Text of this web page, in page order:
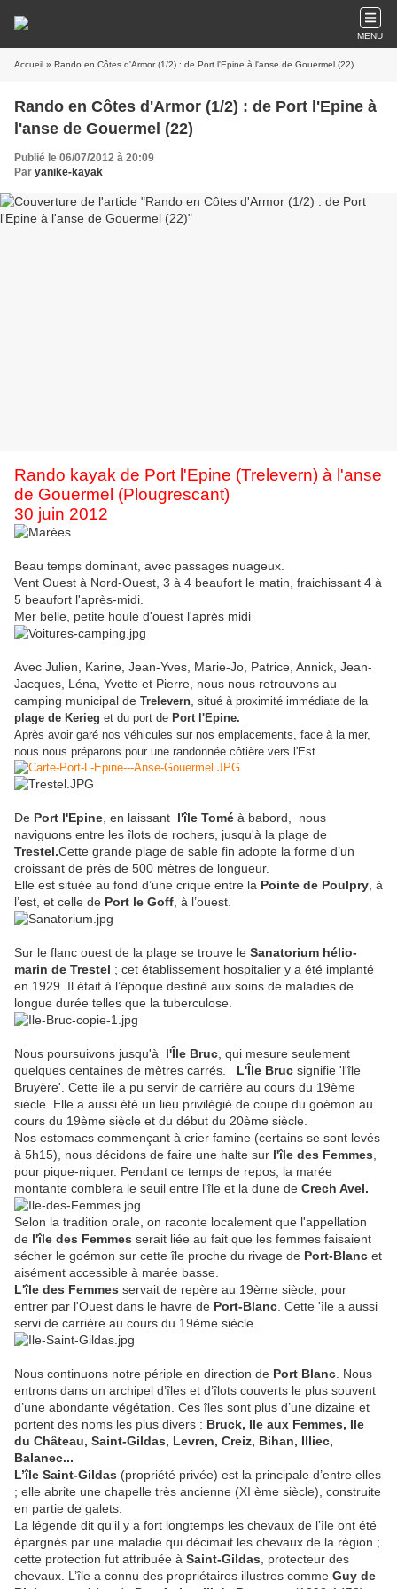
MENU
Accueil » Rando en Côtes d'Armor (1/2) : de Port l'Epine à l'anse de Gouermel (22)
Rando en Côtes d'Armor (1/2) : de Port l'Epine à
l'anse de Gouermel (22)
Publié le 06/07/2012 à 20:09
Par yanike-kayak
Rando kayak de Port l'Epine (Trelevern) à l'anse
de Gouermel (Plougrescant)
30 juin 2012
Beau temps dominant, avec passages nuageux.
Vent Ouest à Nord-Ouest, 3 à 4 beaufort le matin, fraichissant 4 à
5 beaufort l'après-midi.
Mer belle, petite houle d'ouest l'après midi
Avec Julien, Karine, Jean-Yves, Marie-Jo, Patrice, Annick, Jean-
Jacques, Léna, Yvette et Pierre, nous nous retrouvons au
camping municipal de Trelevern situé à proximité immédiate de la
plage de Kerieg et du port de Port l'Epine.
Après avoir garé nos véhicules sur nos emplacements, face à la mer,
nous nous préparons pour une randonnée côtière vers l'Est.
De Port l'Epine , en laissant l'île Tomé à babord, nous
naviguons entre les îlots de rochers, jusqu'à la plage de
Trestel.Cette grande plage de sable fin adopte la forme d’un
croissant de près de 500 mètres de longueur.
Elle est située au fond d’une crique entre la Pointe de Poulpry , à
l’est, et celle de Port le Goff , à l’ouest.
Sur le flanc ouest de la plage se trouve le Sanatorium hélio-
marin de Trestel ; cet établissement hospitalier y a été implanté
en 1929. Il était à l’époque destiné aux soins de maladies de
longue durée telles que la tuberculose.
Nous poursuivons jusqu'à l'Île Bruc , qui mesure seulement
quelques centaines de mètres carrés.
L'Île Bruc signifie 'l'île
Bruyère'. Cette île a pu servir de carrière au cours du 19ème
siècle. Elle a aussi été un lieu privilégié de coupe du goémon au
cours du 19ème siècle et du début du 20ème siècle.
Nos estomacs commençant à crier famine (certains se sont levés
à 5h15), nous décidons de faire une halte sur l'île des Femmes
pour pique-niquer. Pendant ce temps de repos, la marée
montante comblera le seuil entre l'île et la dune de Crech Avel.
Selon la tradition orale, on raconte localement que l'appellation
de l'île des Femmes serait liée au fait que les femmes faisaient
sécher le goémon sur cette île proche du rivage de Port-Blanc et
aisément accessible à marée basse.
L'île des Femmes servait de repère au 19ème siècle, pour
entrer par l'Ouest dans le havre de Port-Blanc . Cette 'île a aussi
servi de carrière au cours du 19ème siècle.
Nous continuons notre périple en direction de Port Blanc . Nous
entrons dans un archipel d’îles et d’îlots couverts le plus souvent
d’une abondante végétation. Ces îles sont plus d’une dizaine et
portent des noms les plus divers : Bruck, Ile aux Femmes, Ile
du Château, Saint-Gildas, Levren, Creiz, Bihan, Illiec,
Balanec...
L’île Saint-Gildas (propriété privée) est la principale d’entre elles
; elle abrite une chapelle très ancienne (XI ème siècle), construite
en partie de galets.
La légende dit qu’il y a fort longtemps les chevaux de l’île ont été
épargnés par une maladie qui décimait les chevaux de la région ;
cette protection fut attribuée à Saint-Gildas , protecteur des
chevaux. L’île a connu des propriétaires illustres comme Guy de